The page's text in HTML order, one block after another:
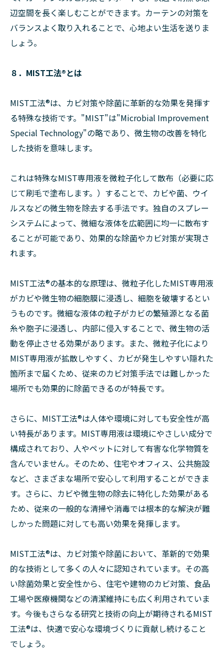
辺空間を長く楽しむことができます。カーテンの対策を
バランスよく取り入れることで、心地よい生活を送りま
しょう。
８．MIST工法®︎とは
MIST工法®︎は、カビ対策や除菌に革新的な効果を発揮す
る特殊な技術です。"MIST"は"Microbial Improvement
Special Technology"の略であり、微生物の改善を特化
した技術を意味します。
これは特殊なMIST専用液を微粒子化して散布（必要に応
じて刷毛で塗布します。）することで、カビや菌、ウイ
ルスなどの微生物を除去する手法です。独自のスプレー
システムによって、微細な液体を広範囲に均一に散布す
ることが可能であり、効果的な除菌やカビ対策が実現さ
れます。
MIST工法®︎の基本的な原理は、微粒子化したMIST専用液
がカビや微生物の細胞膜に浸透し、細胞を破壊するとい
うものです。微細な液体の粒子がカビの繁殖源となる菌
糸や胞子に浸透し、内部に侵入することで、微生物の活
動を停止させる効果があります。また、微粒子化により
MIST専用液が拡散しやすく、カビが発生しやすい隠れた
箇所まで届くため、従来のカビ対策手法では難しかった
場所でも効果的に除菌できるのが特長です。
さらに、MIST工法®︎は人体や環境に対しても安全性が高
い特長があります。MIST専用液は環境にやさしい成分で
構成されており、人やペットに対して有害な化学物質を
含んでいません。そのため、住宅やオフィス、公共施設
など、さまざまな場所で安心して利用することができま
す。さらに、カビや微生物の除去に特化した効果がある
ため、従来の一般的な清掃や消毒では根本的な解決が難
しかった問題に対しても高い効果を発揮します。
MIST工法®︎は、カビ対策や除菌において、革新的で効果
的な技術として多くの人々に認知されています。その高
い除菌効果と安全性から、住宅や建物のカビ対策、食品
工場や医療機関などの清潔維持にも広く利用されていま
す。今後もさらなる研究と技術の向上が期待されるMIST
工法®︎は、快適で安心な環境づくりに貢献し続けること
でしょう。